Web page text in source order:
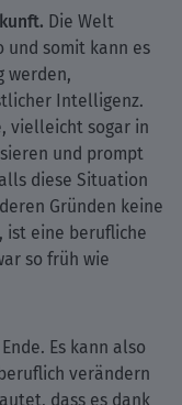
Die Welt
und somit kann es
werden,
Intelligenz.
vielleicht sogar in
und prompt
diese Situation
Gründen keine
eine berufliche
so früh wie
Es kann also
verändern
dass es dank